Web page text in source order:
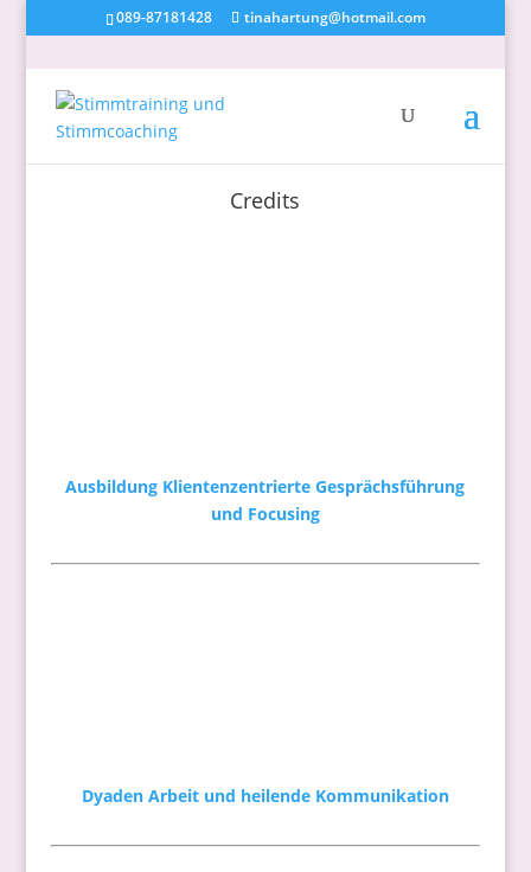
089-87181428 tinahartung@hotmail.com
Credits
Ausbildung Klientenzentrierte Gesprächsführung
und Focusing
Dyaden Arbeit und heilende Kommunikation